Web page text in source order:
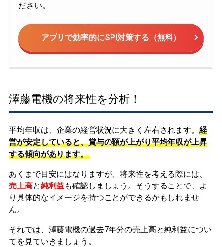
ださい。
アプリで効率的にSPI対策する（無料）
澤藤電機の将来性を分析！
平均年収は、企業の経営状況に大きく左右されます。 経
営が安定していると、賞与の額が上がり平均年収が上昇
する傾向があります。
あくまで目安にはなりますが、将来性を考える際には、
売上高と純利益も確認しましょう。そうすることで、よ
り具体的なイメージを持つことができるかもしれませ
ん。
それでは、澤藤電機の過去7年分の売上高と純利益につい
てを見ていきましょう。